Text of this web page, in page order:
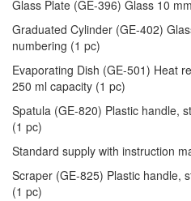
Glass Plate (GE-396) Glass 10
Graduated Cylinder (GE-402)
numbering (1 pc)
Evaporating Dish (GE-501) Heat
250 ml capacity (1 pc)
Spatula (GE-820) Plastic handle,
(1 pc)
Standard supply with instruction
Scraper (GE-825) Plastic handle,
(1 pc)